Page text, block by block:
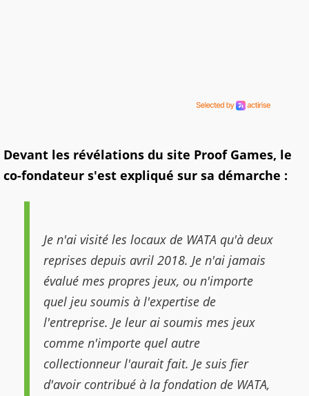
Devant les révélations du site Proof Games, le
co-fondateur s'est expliqué sur sa démarche :
Je n'ai visité les locaux de WATA qu'à deux
reprises depuis avril 2018. Je n'ai jamais
évalué mes propres jeux, ou n'importe
quel jeu soumis à l'expertise de
l'entreprise. Je leur ai soumis mes jeux
comme n'importe quel autre
collectionneur l'aurait fait. Je suis fier
d'avoir contribué à la fondation de WATA,